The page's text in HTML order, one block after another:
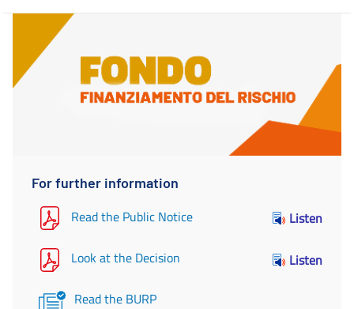
For further information
Read the Public Notice Listen
Look at the Decision Listen
Read the BURP